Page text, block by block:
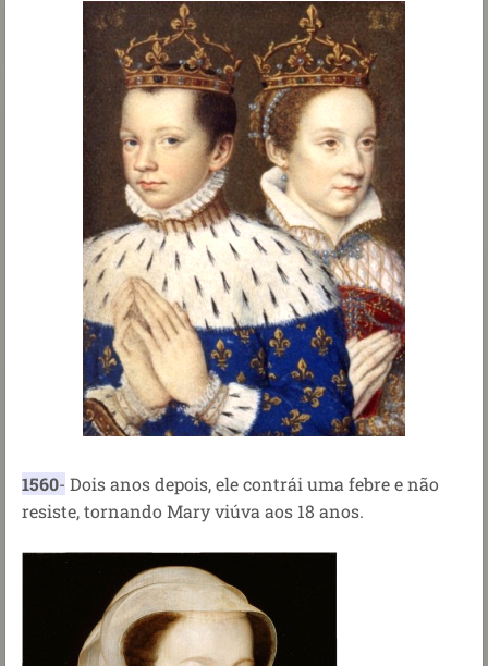
1560- Dois anos depois, ele contrái uma febre e não
resiste, tornando Mary viúva aos 18 anos.